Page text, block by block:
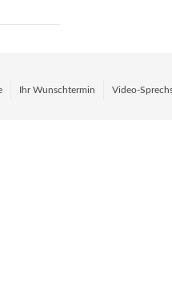
Ihr Wunschtermin Video-